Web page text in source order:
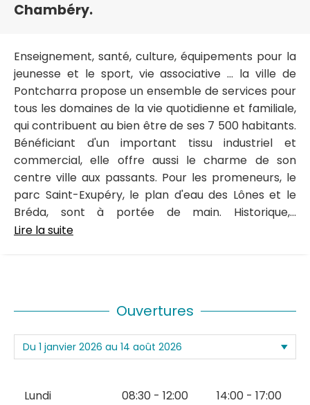
Chambéry.
Enseignement, santé, culture, équipements pour la
jeunesse et le sport, vie associative … la ville de
Pontcharra propose un ensemble de services pour
tous les domaines de la vie quotidienne et familiale,
qui contribuent au bien être de ses 7 500 habitants.
Bénéficiant d'un important tissu industriel et
commercial, elle offre aussi le charme de son
centre ville aux passants. Pour les promeneurs, le
parc Saint-Exupéry, le plan d'eau des Lônes et le
Bréda, sont à portée de main. Historique,...
Lire la suite
Ouvertures
Lundi 08:30 - 12:00 14:00 - 17:00